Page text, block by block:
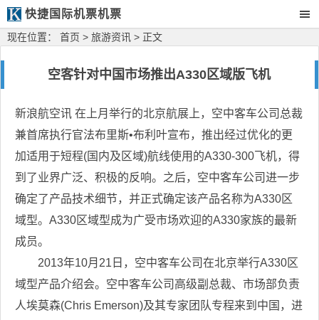
快捷国际机票机票
现在位置： 首页 > 旅游资讯 > 正文
空客针对中国市场推出A330区域版飞机
新浪航空讯 在上月举行的北京航展上，空中客车公司总裁
兼首席执行官法布里斯•布利叶宣布，推出经过优化的更
加适用于短程(国内及区域)航线使用的A330-300飞机，得
到了业界广泛、积极的反响。之后，空中客车公司进一步
确定了产品技术细节，并正式确定该产品名称为A330区
域型。A330区域型成为广受市场欢迎的A330家族的最新
成员。
2013年10月21日，空中客车公司在北京举行A330区
域型产品介绍会。空中客车公司高级副总裁、市场部负责
人埃莫森(Chris Emerson)及其专家团队专程来到中国，进